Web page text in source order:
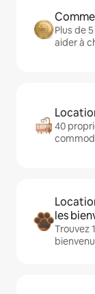
Plus de
aider à
40
les
Trouvez